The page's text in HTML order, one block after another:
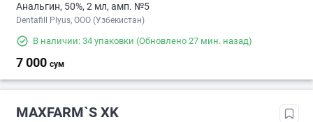
Анальгин, 50%, 2 мл, амп. №5
Dentafill Plyus, ООО (Узбекистан)
В наличии: 34 упаковки (Обновлено 27 мин. назад)
7 000 сум
MAXFARM`S XK